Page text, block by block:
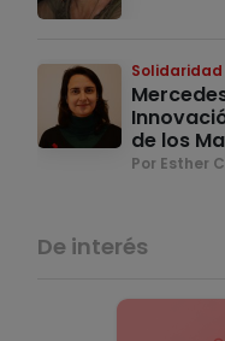
Solidaridad
de los
Por Esther
De interés